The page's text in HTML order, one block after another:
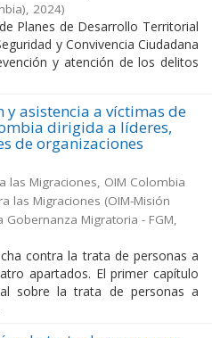
, 2024)
Planes de Desarrollo Territorial
y Convivencia Ciudadana
y atención de los delitos
y asistencia a víctimas de
dirigida a líderes,
de organizaciones
las Migraciones, OIM Colombia
las Migraciones (OIM-Misión
Migratoria - FGM,
contra la trata de personas a
apartados. El primer capítulo
sobre la trata de personas a